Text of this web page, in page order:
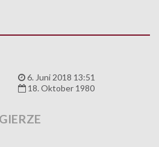
6. Juni 2018 13:51
18. Oktober 1980